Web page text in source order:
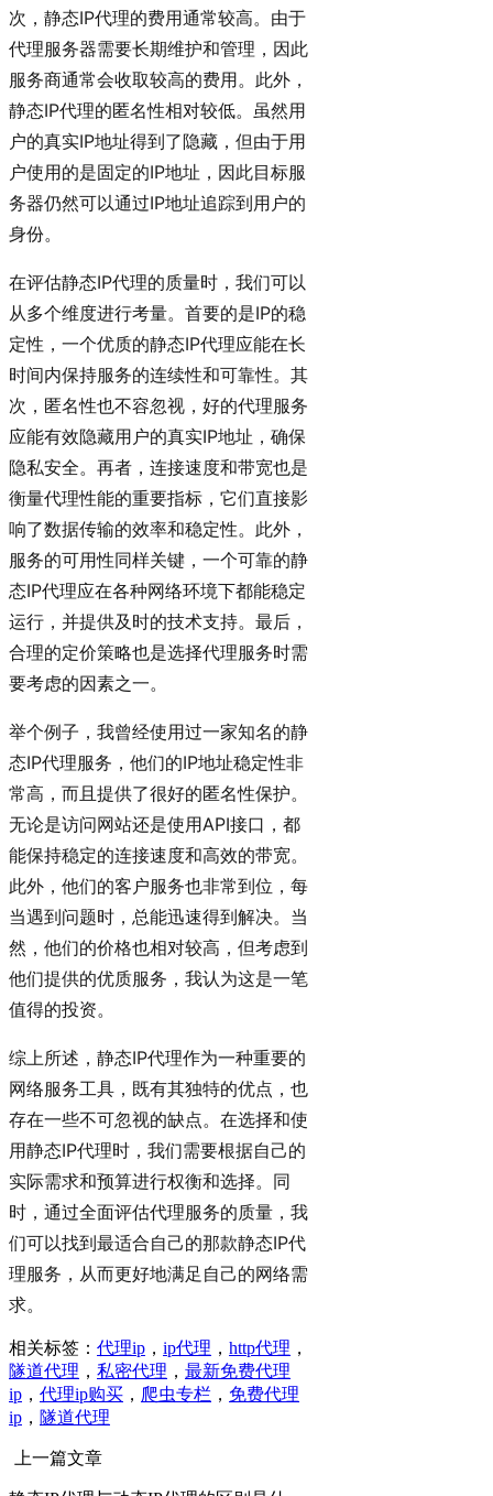
次，静态IP代理的费用通常较高。由于
代理服务器需要长期维护和管理，因此
服务商通常会收取较高的费用。此外，
静态IP代理的匿名性相对较低。虽然用
户的真实IP地址得到了隐藏，但由于用
户使用的是固定的IP地址，因此目标服
务器仍然可以通过IP地址追踪到用户的
身份。
在评估静态IP代理的质量时，我们可以
从多个维度进行考量。首要的是IP的稳
定性，一个优质的静态IP代理应能在长
时间内保持服务的连续性和可靠性。其
次，匿名性也不容忽视，好的代理服务
应能有效隐藏用户的真实IP地址，确保
隐私安全。再者，连接速度和带宽也是
衡量代理性能的重要指标，它们直接影
响了数据传输的效率和稳定性。此外，
服务的可用性同样关键，一个可靠的静
态IP代理应在各种网络环境下都能稳定
运行，并提供及时的技术支持。最后，
合理的定价策略也是选择代理服务时需
要考虑的因素之一。
举个例子，我曾经使用过一家知名的静
态IP代理服务，他们的IP地址稳定性非
常高，而且提供了很好的匿名性保护。
无论是访问网站还是使用API接口，都
能保持稳定的连接速度和高效的带宽。
此外，他们的客户服务也非常到位，每
当遇到问题时，总能迅速得到解决。当
然，他们的价格也相对较高，但考虑到
他们提供的优质服务，我认为这是一笔
值得的投资。
综上所述，静态IP代理作为一种重要的
网络服务工具，既有其独特的优点，也
存在一些不可忽视的缺点。在选择和使
用静态IP代理时，我们需要根据自己的
实际需求和预算进行权衡和选择。同
时，通过全面评估代理服务的质量，我
们可以找到最适合自己的那款静态IP代
理服务，从而更好地满足自己的网络需
求。
相关标签： 代理ip ， ip代理 ， http代理 ，
隧道代理 ， 私密代理 ， 最新免费代理
ip ， 代理ip购买 ， 爬虫专栏 ， 免费代理
ip ， 隧道代理
上一篇文章